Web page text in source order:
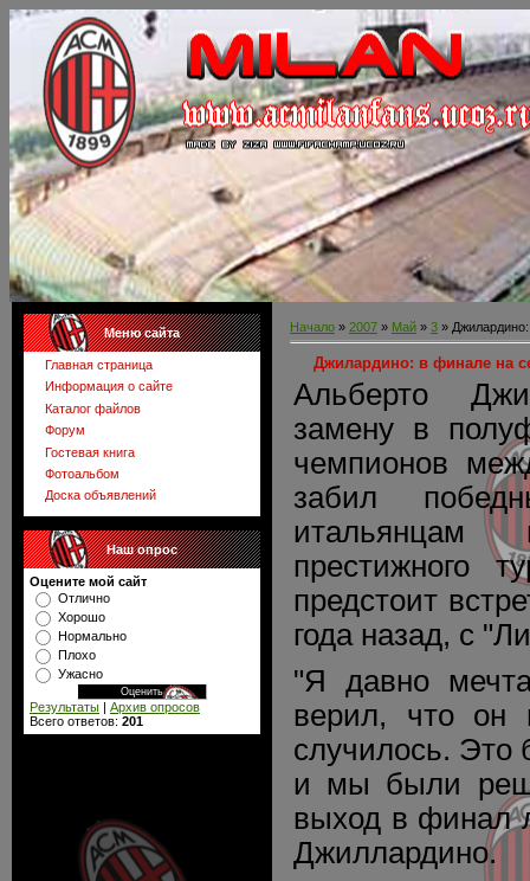
Меню сайта
Главная страница
Информация о сайте
Каталог файлов
Форум
Гостевая книга
Фотоальбом
Доска объявлений
Наш опрос
Оцените мой сайт
Отлично
Хорошо
Нормально
Плохо
Ужасно
Результаты | Архив опросов
Всего ответов: 201
Начало » 2007 » Май » 3 »
Джилардино: в финале на
Альберто
замену в
чемпионов
забил
престижного
предстоит
года назад, с
"Я давно
верил, что он
случилось. Это
и мы были
выход в финал
Джиллардино.